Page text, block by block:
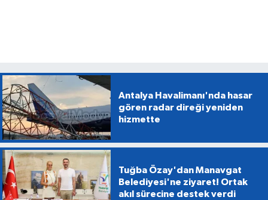
Antalya Havalimanı'nda hasar
gören radar direği yeniden
hizmette
Tuğba Özay'dan Manavgat
Belediyesi'ne ziyaret! Ortak
akıl sürecine destek verdi